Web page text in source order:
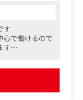
重要な基盤と
業務はできる
質的な価値提
す
で働けるので
す